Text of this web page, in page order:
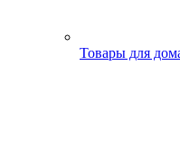
Товары для